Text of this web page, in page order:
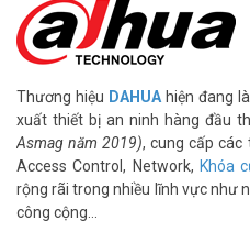
– Youtube: https://
– Website: https://
Thương hiệu DAHUA hiện đang
xuất thiết bị an ninh hàng đầu
Asmag năm 2019), cung cấp các
Access Control, Network, Khóa
rộng rãi trong nhiều lĩnh vực như
công cộng…